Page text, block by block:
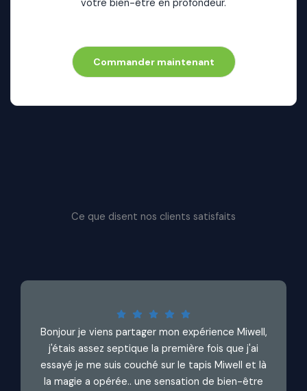
votre bien-être en profondeur.
Commander maintenant
Ce que disent nos clients satisfaits
Bonjour je viens partager mon expérience Miwell,
j'étais assez septique la première fois que j'ai
essayé je me suis couché sur le tapis Miwell et là
la magie a opérée.. une sensation de bien-être